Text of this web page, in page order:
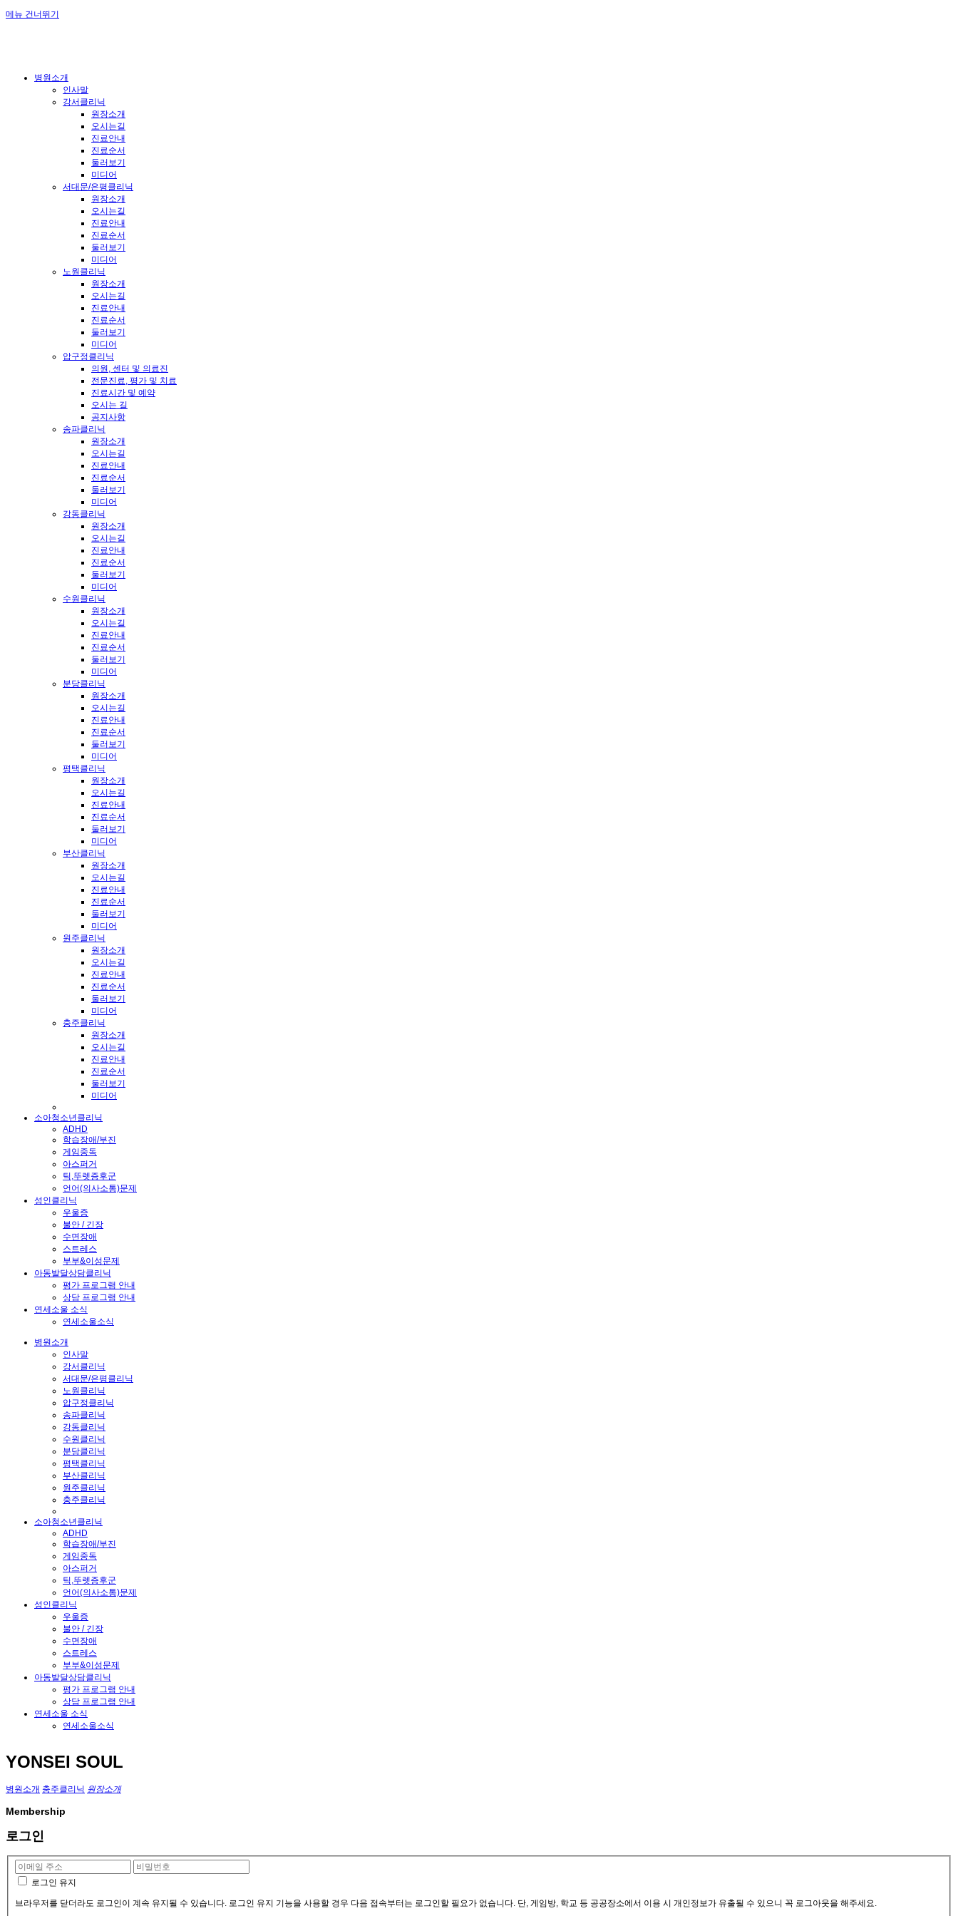
메뉴 건너뛰기
병원소개
인사말
강서클리닉
원장소개
오시는길
진료안내
진료순서
둘러보기
미디어
서대문/은평클리닉
원장소개
오시는길
진료안내
진료순서
둘러보기
미디어
노원클리닉
원장소개
오시는길
진료안내
진료순서
둘러보기
미디어
압구정클리닉
의원, 센터 및 의료진
전문진료, 평가 및 치료
진료시간 및 예약
오시는 길
공지사항
송파클리닉
원장소개
오시는길
진료안내
진료순서
둘러보기
미디어
강동클리닉
원장소개
오시는길
진료안내
진료순서
둘러보기
미디어
수원클리닉
원장소개
오시는길
진료안내
진료순서
둘러보기
미디어
분당클리닉
원장소개
오시는길
진료안내
진료순서
둘러보기
미디어
평택클리닉
원장소개
오시는길
진료안내
진료순서
둘러보기
미디어
부산클리닉
원장소개
오시는길
진료안내
진료순서
둘러보기
미디어
원주클리닉
원장소개
오시는길
진료안내
진료순서
둘러보기
미디어
충주클리닉
원장소개
오시는길
진료안내
진료순서
둘러보기
미디어
소아청소년클리닉
ADHD
학습장애/부진
게임중독
아스퍼거
틱,뚜렛증후군
언어(의사소통)문제
성인클리닉
우울증
불안 / 긴장
수면장애
스트레스
부부&이성문제
아동발달상담클리닉
평가 프로그램 안내
상담 프로그램 안내
연세소울 소식
연세소울소식
병원소개
인사말
강서클리닉
서대문/은평클리닉
노원클리닉
압구정클리닉
송파클리닉
강동클리닉
수원클리닉
분당클리닉
평택클리닉
부산클리닉
원주클리닉
충주클리닉
소아청소년클리닉
ADHD
학습장애/부진
게임중독
아스퍼거
틱,뚜렛증후군
언어(의사소통)문제
성인클리닉
우울증
불안 / 긴장
수면장애
스트레스
부부&이성문제
아동발달상담클리닉
평가 프로그램 안내
상담 프로그램 안내
연세소울 소식
연세소울소식
YONSEI SOUL
병원소개 충주클리닉 원장소개
Membership
로그인
로그인 유지
브라우저를 닫더라도 로그인이 계속 유지될 수 있습니다. 로그인 유지 기능을 사용할 경우 다음 접속부터는 로그인할 필요가 없습니다. 단, 게임방, 학교 등 공공장소에서 이용 시 개인정보가 유출될 수 있으니 꼭 로그아웃을 해주세요.